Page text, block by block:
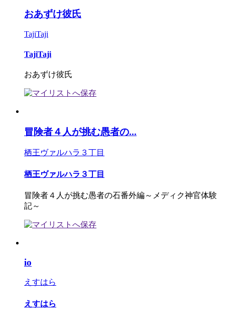
おあずけ彼氏
TajiTaji
TajiTaji
おあずけ彼氏
冒険者４人が挑む愚者の...
栖王ヴァルハラ３丁目
栖王ヴァルハラ３丁目
冒険者４人が挑む愚者の石番外編～メディク神官体験
記～
io
えすはら
えすはら